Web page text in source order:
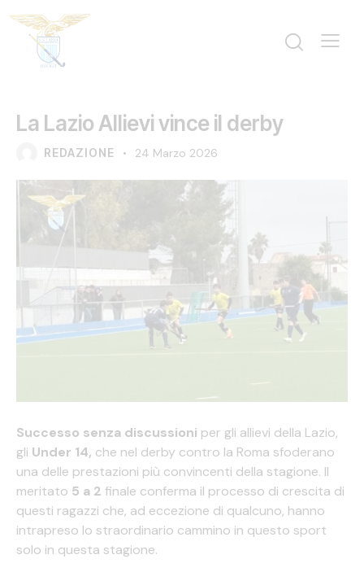
La Lazio Allievi vince il derby
REDAZIONE 24 Marzo 2026
Successo senza discussioni per gli allievi della Lazio,
gli Under 14, che nel derby contro la Roma sfoderano
una delle prestazioni più convincenti della stagione. Il
meritato 5 a 2 finale conferma il processo di crescita di
questi ragazzi che, ad eccezione di qualcuno, hanno
intrapreso lo straordinario cammino in questo sport
solo in questa stagione.